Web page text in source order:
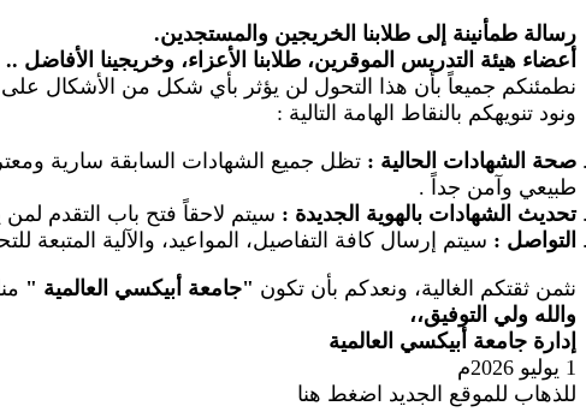
رسالة طمأنينة إلى طلابنا الخريجين والمستجدين.
أعضاء هيئة التدريس الموقرين، طلابنا الأعزاء، وخريجينا الأفاضل ..
نطمئنكم جميعاً بأن هذا التحول لن يؤثر بأي شكل من الأشكال على
ونود تنويهكم بالنقاط الهامة التالية :
صحة الشهادات الحالية : تظل جميع الشهادات السابقة سارية
طبيعي وآمن جداً .
تحديث الشهادات بالهوية الجديدة : سيتم لاحقاً فتح باب التقدم
التواصل : سيتم إرسال كافة التفاصيل، المواعيد، والآلية المتبعة
نثمن ثقتكم الغالية، ونعدكم بأن تكون "جامعة أبيكسي العالمية "
والله ولي التوفيق،،
إدارة جامعة أبيكسي العالمية
1 يوليو 2026م
للذهاب للموقع الجديد اضغط هنا